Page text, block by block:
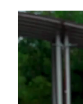
Reproductor
vídeo